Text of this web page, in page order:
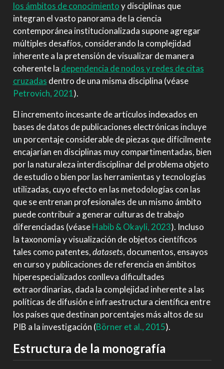
los ámbitos de conocimientoy disciplinas que
integran el vasto panorama de la ciencia
contemporánea institucionalizada supone agregar
múltiples desafíos, considerando la complejidad
inherente a la pretensión de visualizar de manera
coherente la dependencia de nodos y redes de citas
cruzadas dentro de una misma disciplina (véase
Petrovich, 2021).
El incremento incesante de artículos indexados en
bases de datos de publicaciones electrónicas incluye
un porcentaje considerable de piezas que difícilmente
encajarían en disciplinas muy compartimentadas, bien
por la naturaleza interdisciplinar del problema objeto
de estudio o bien por las herramientas y tecnologías
utilizadas, cuyo efecto en las metodologías con las
que se entrenan profesionales de un mismo ámbito
puede contribuir a generar culturas de trabajo
diferenciadas (véaseHabib & Okayli, 2023). Incluso
la taxonomía y visualización de objetos científicos
tales como patentes,datasets, documentos, ensayos
en curso y publicaciones de referencia en ámbitos
hiperespecializados conlleva dificultades
extraordinarias, dada la complejidad inherente a las
políticas de difusión e infraestructura científica entre
los países que destinan porcentajes más altos de su
PIB a la investigación (Börner et al., 2015).
Estructura de la monografía